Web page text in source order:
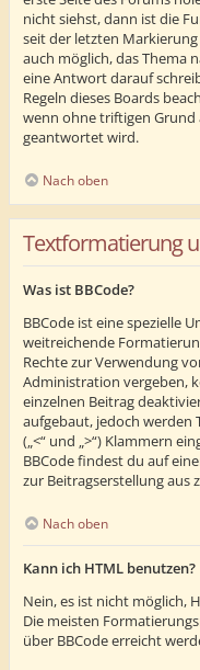
nicht siehst, dann ist die
seit der letzten
auch möglich, das Thema
eine Antwort darauf
Regeln dieses Boards
wenn ohne triftigen Grund
geantwortet wird.
Nach oben
Textformatierung
Was ist BBCode?
BBCode ist eine spezielle
weitreichende
Rechte zur Verwendung
Administration vergeben,
einzelnen Beitrag
aufgebaut, jedoch werden
(„<“ und „>“) Klammern
BBCode findest du auf
zur Beitragserstellung aus
Nach oben
Kann ich HTML benutzen?
Nein, es ist nicht möglich,
Die meisten
über BBCode erreicht